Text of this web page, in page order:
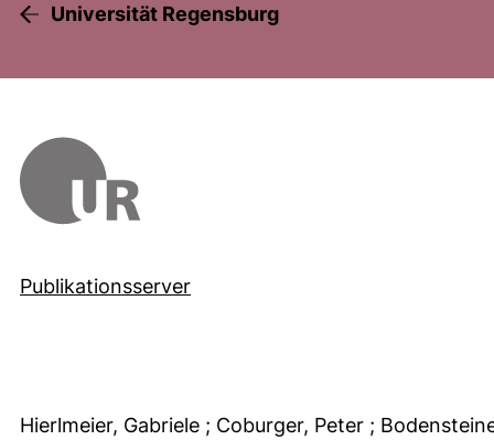
Universität Regensburg
Publikationsserver
Hierlmeier, Gabriele ; Coburger, Peter ;